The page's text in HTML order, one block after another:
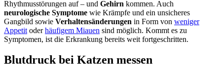
Rhythmusstörungen auf – und Gehirn kommen. Auch
neurologische Symptome wie Krämpfe und ein unsicheres
Gangbild sowie Verhaltensänderungen in Form von weniger
Appetit oderhäufigem Miauen sind möglich. Kommt es zu
Symptomen, ist die Erkrankung bereits weit fortgeschritten.
Blutdruck bei Katzen messen